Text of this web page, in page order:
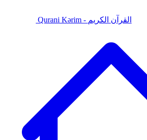
Qurani Kərim - القرآن الكريم